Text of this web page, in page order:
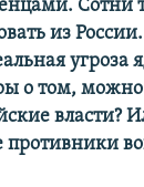
Сотни
из
угроза
о том, можно
власти?
противники